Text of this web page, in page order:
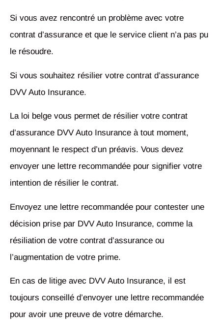
Si vous avez rencontré un problème avec votre
contrat d’assurance et que le service client n’a pas pu
le résoudre.
Si vous souhaitez résilier votre contrat d’assurance
DVV Auto Insurance.
La loi belge vous permet de résilier votre contrat
d’assurance DVV Auto Insurance à tout moment,
moyennant le respect d’un préavis. Vous devez
envoyer une lettre recommandée pour signifier votre
intention de résilier le contrat.
Envoyez une lettre recommandée pour contester une
décision prise par DVV Auto Insurance, comme la
résiliation de votre contrat d’assurance ou
l’augmentation de votre prime.
En cas de litige avec DVV Auto Insurance, il est
toujours conseillé d’envoyer une lettre recommandée
pour avoir une preuve de votre démarche.